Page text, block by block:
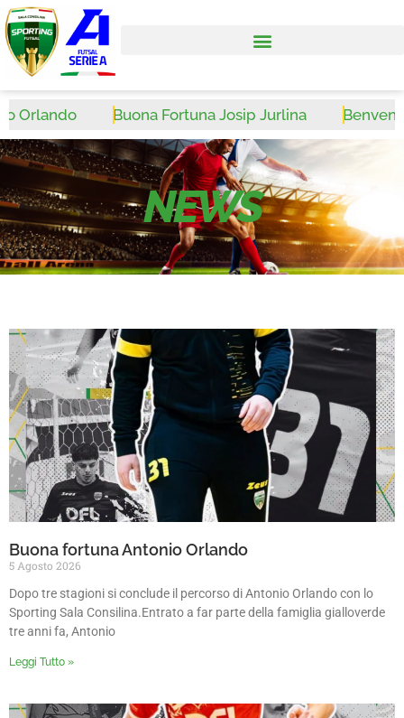
Buona Fortuna Josip Jurlina
NEWS
Buona fortuna Antonio Orlando
5 Agosto 2026
Dopo tre stagioni si conclude il percorso di Antonio Orlando con lo
Sporting Sala Consilina.Entrato a far parte della famiglia gialloverde
tre anni fa, Antonio
Leggi Tutto »